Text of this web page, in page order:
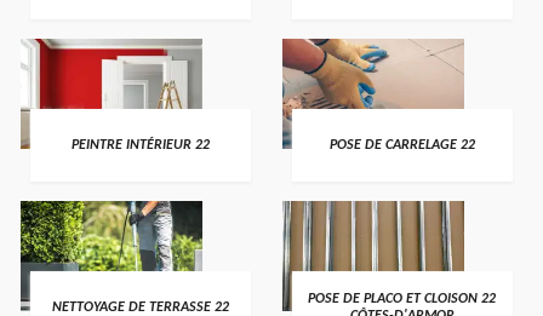
PEINTRE INTÉRIEUR 22 POSE DE CARRELAGE 22
NETTOYAGE DE TERRASSE 22
POSE DE PLACO ET CLOISON 22